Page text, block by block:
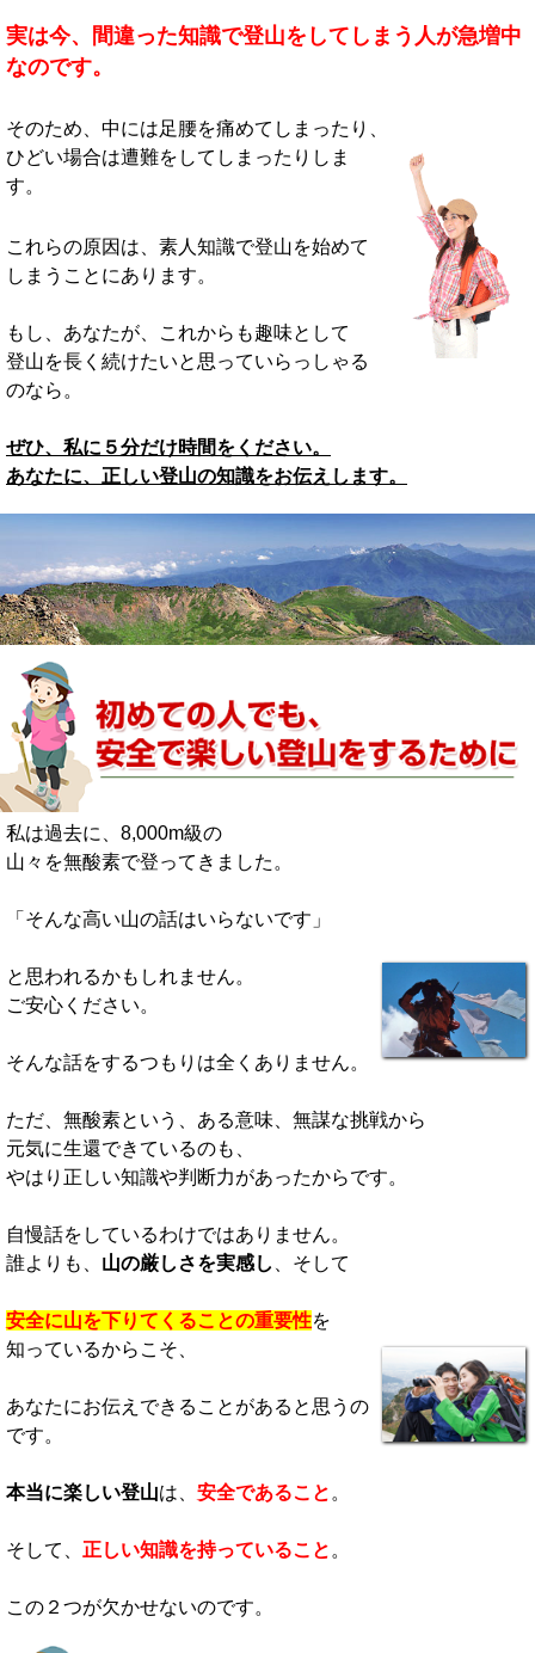
実は今、間違った知識で登山をしてしまう人が急増中
なのです。
そのため、中には足腰を痛めてしまったり、
ひどい場合は遭難をしてしまったりしま
す。
これらの原因は、素人知識で登山を始めて
しまうことにあります。
もし、あなたが、これからも趣味として
登山を長く続けたいと思っていらっしゃる
のなら。
ぜひ、私に５分だけ時間をください。
あなたに、正しい登山の知識をお伝えします。
私は過去に、8,000m級の
山々を無酸素で登ってきました。
「そんな高い山の話はいらないです」
と思われるかもしれません。
ご安心ください。
そんな話をするつもりは全くありません。
ただ、無酸素という、ある意味、無謀な挑戦から
元気に生還できているのも、
やはり正しい知識や判断力があったからです。
自慢話をしているわけではありません。
誰よりも、 山の厳しさを実感し 、そして
安全に山を下りてくることの重要性を
知っているからこそ、
あなたにお伝えできることがあると思うの
です。
本当に楽しい登山は、 安全であること 。
そして、 正しい知識を持っていること 。
この２つが欠かせないのです。